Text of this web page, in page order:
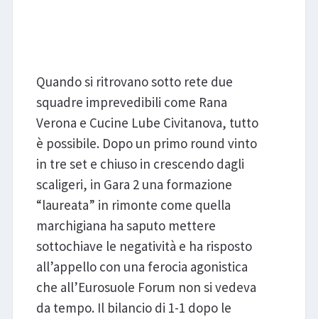
Quando si ritrovano sotto rete due
squadre imprevedibili come Rana
Verona e Cucine Lube Civitanova, tutto
è possibile. Dopo un primo round vinto
in tre set e chiuso in crescendo dagli
scaligeri, in Gara 2 una formazione
“laureata” in rimonte come quella
marchigiana ha saputo mettere
sottochiave le negatività e ha risposto
all’appello con una ferocia agonistica
che all’Eurosuole Forum non si vedeva
da tempo. Il bilancio di 1-1 dopo le